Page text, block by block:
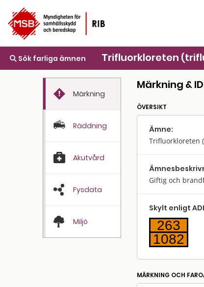
Sök farliga ämnen Trifluorkloreten
Märkning
Räddning
Akutvård
Fysdata
Miljö
Märkning & ID
ÖVERSIKT
Ämne:
Trifluorkloreten
Giftig och
Skylt enligt
263
1082
MÄRKNING OCH